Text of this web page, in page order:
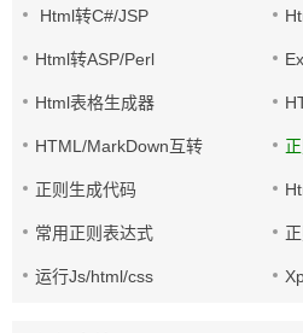
Html转C#/JSP
Html转ASP/Perl
Html表格生成器
HTML/MarkDown互转
正则生成代码
常用正则表达式
运行Js/html/css